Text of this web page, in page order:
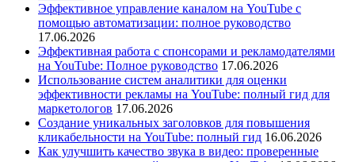
Эффективное управление каналом на YouTube с
помощью автоматизации: полное руководство
17.06.2026
Эффективная работа с спонсорами и рекламодателями
на YouTube: Полное руководство 17.06.2026
Использование систем аналитики для оценки
эффективности рекламы на YouTube: полный гид для
маркетологов 17.06.2026
Создание уникальных заголовков для повышения
кликабельности на YouTube: полный гид 16.06.2026
Как улучшить качество звука в видео: проверенные